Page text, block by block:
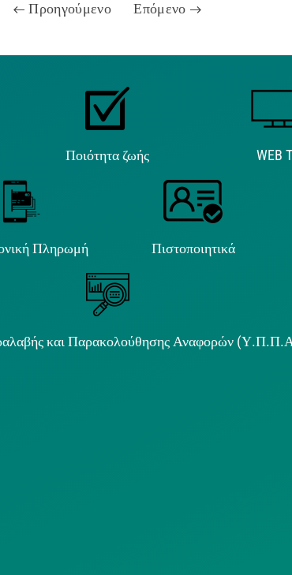
Προηγούμενο Επόμενο
Ποιότητα ζωής WEB
Πληρωμή Πιστοποιητικά
και Παρακολούθησης Αναφορών